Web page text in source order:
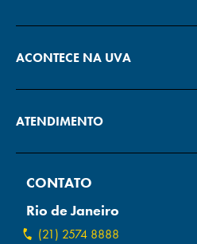
ACONTECE NA UVA
ATENDIMENTO
CONTATO
Rio de Janeiro
(21) 2574 8888